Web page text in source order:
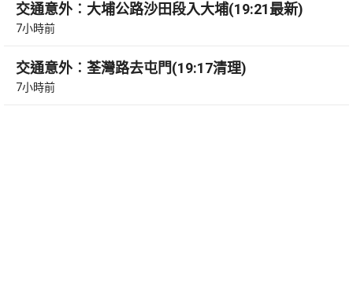
交通意外︰大埔公路沙田段入大埔(19:21最新)
7小時前
交通意外︰荃灣路去屯門(19:17清理)
7小時前